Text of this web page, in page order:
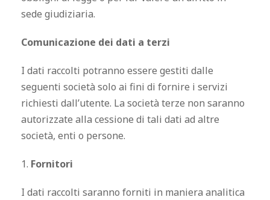
sede giudiziaria.
Comunicazione dei dati a terzi
I dati raccolti potranno essere gestiti dalle
seguenti società solo ai fini di fornire i servizi
richiesti dall’utente. La società terze non saranno
autorizzate alla cessione di tali dati ad altre
società, enti o persone.
1. Fornitori
I dati raccolti saranno forniti in maniera analitica